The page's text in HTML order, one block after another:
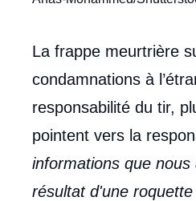
Contenu
intervention
médiatique
La frappe meurtrière
condamnations à
responsabilité du tir,
pointent vers la
informations que
résultat d'une